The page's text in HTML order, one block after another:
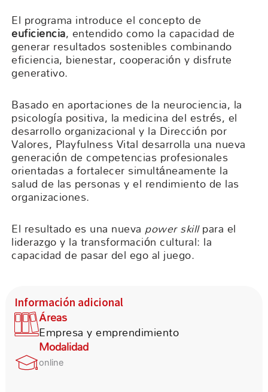
El programa introduce el concepto de
euficiencia, entendido como la capacidad de
generar resultados sostenibles combinando
eficiencia, bienestar, cooperación y disfrute
generativo.
Basado en aportaciones de la neurociencia, la
psicología positiva, la medicina del estrés, el
desarrollo organizacional y la Dirección por
Valores, Playfulness Vital desarrolla una nueva
generación de competencias profesionales
orientadas a fortalecer simultáneamente la
salud de las personas y el rendimiento de las
organizaciones.
El resultado es una nuevapower skillpara el
liderazgo y la transformación cultural: la
capacidad de pasar del ego al juego.
Información adicional
Áreas
Empresa y emprendimiento
Modalidad
online